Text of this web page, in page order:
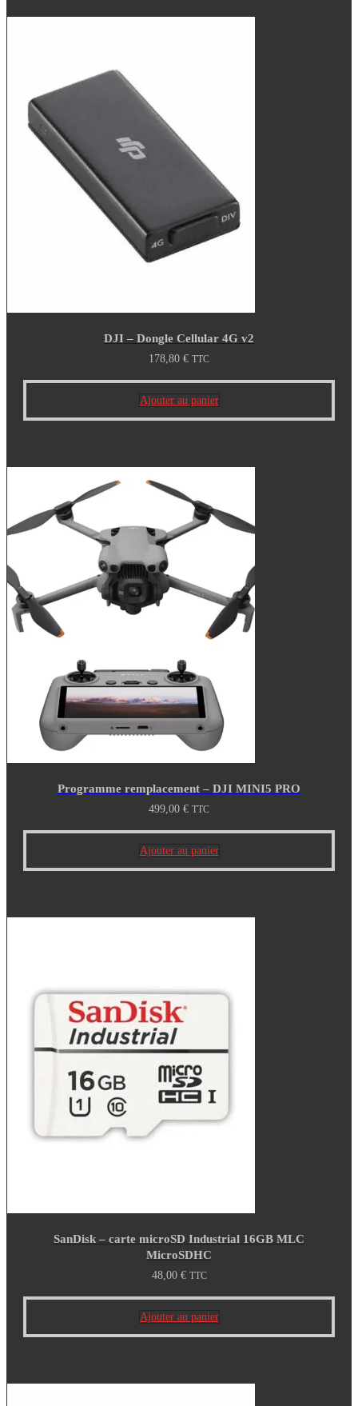
DJI – Dongle Cellular 4G v2
178,80 € TTC
Ajouter au panier
Programme remplacement – DJI MINI5 PRO
499,00 € TTC
Ajouter au panier
SanDisk – carte microSD Industrial 16GB MLC
MicroSDHC
48,00 € TTC
Ajouter au panier